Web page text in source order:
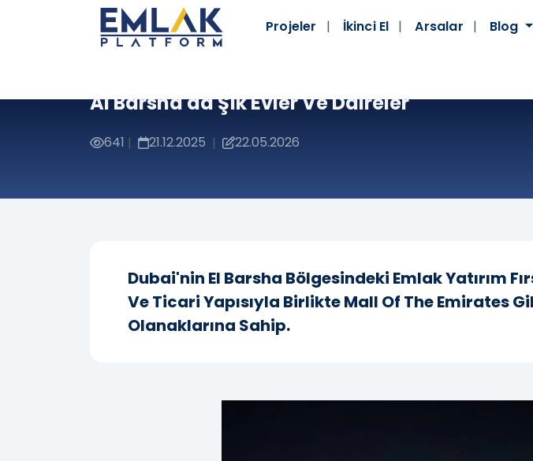
Projeler İkinci El Arsalar Blog
Al Barsha'da Şık Evler Ve Daireler
641 | 21.12.2025 | 22.05.2026
Dubai'nin El Barsha Bölgesindeki Emlak Yatırım
Ve Ticari Yapısıyla Birlikte Mall Of The Emirates
Olanaklarına Sahip.